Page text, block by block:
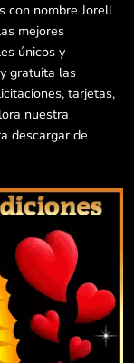
con nombre Jorell
mejores
únicos y
gratuita las
tarjetas,
nuestra
descargar de